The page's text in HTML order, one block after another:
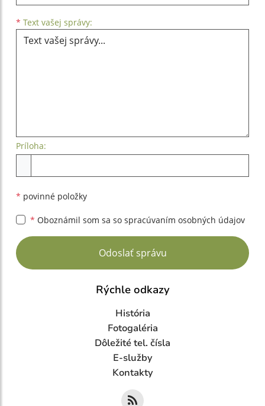
* Text vašej správy:
Príloha:
* povinné položky
* Oboznámil som sa so spracúvaním osobných údajov
Google reCaptcha Response
Odoslať správu
Rýchle odkazy
História
Fotogaléria
Dôležité tel. čísla
E-služby
Kontakty